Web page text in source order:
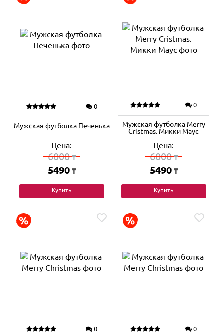
0
Мужская футболка Печенька
Цена:
6000₸
5490 ₸
Купить
0
Мужская футболка Merry
Cristmas. Микки Маус
Цена:
6000₸
5490 ₸
Купить
0 0